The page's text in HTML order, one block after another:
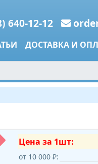
640-12-12
ДОСТАВКА И
Цена за 1шт:
от 10 000 ₽: